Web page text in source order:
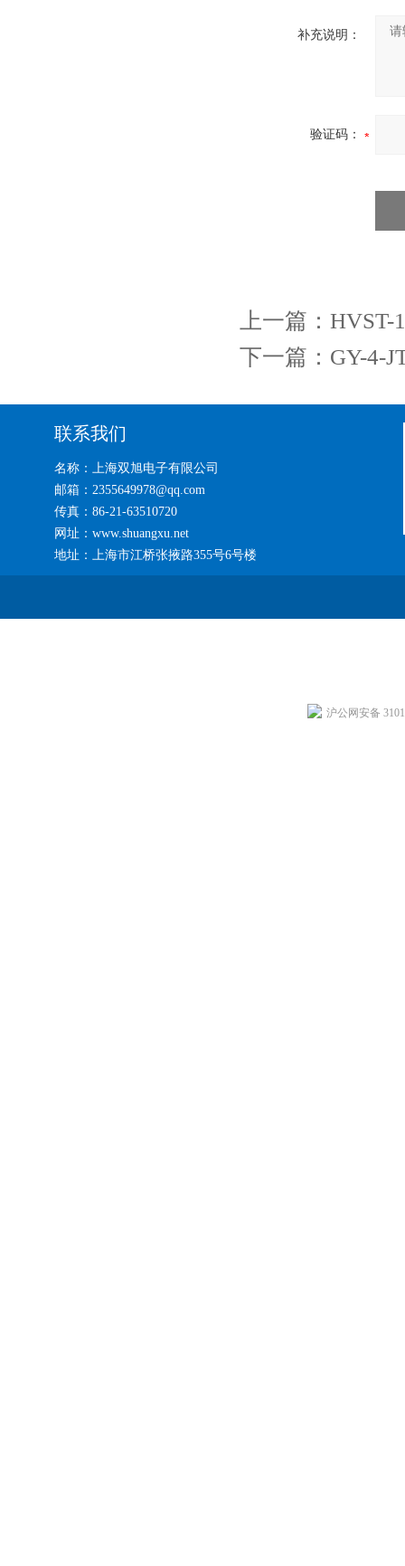
补充说明：
验证码：
上一篇： HVST-
下一篇： GY-4-
联系我们
名称：上海双旭电子有限公司
邮箱：2355649978@qq.com
传真：86-21-63510720
网址：www.shuangxu.net
地址：上海市江桥张掖路355号6号楼
沪公网安备